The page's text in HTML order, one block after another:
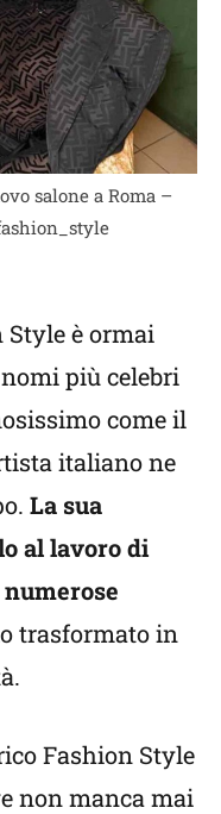
salone a Roma –
Style è ormai
più celebri
come il
italiano ne
La sua
al lavoro di
trasformato in
Fashion Style
non manca mai